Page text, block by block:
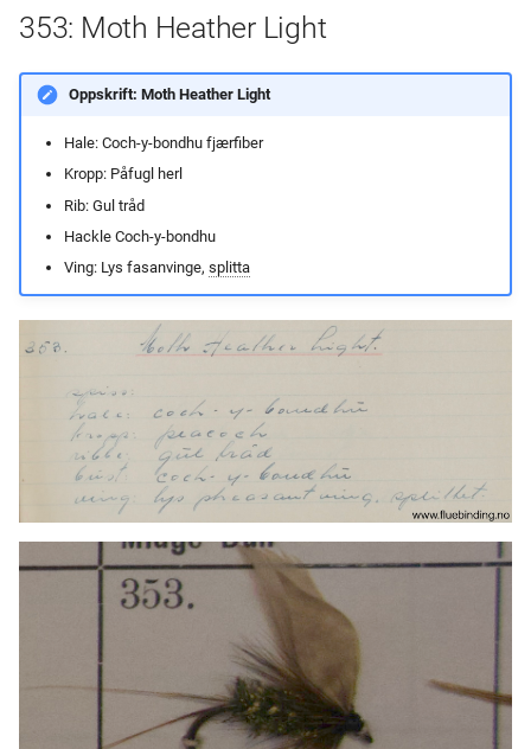
353: Moth Heather Light
Oppskrift: Moth Heather Light
Hale: Coch-y-bondhu fjærfiber
Kropp: Påfugl herl
Rib: Gul tråd
Hackle Coch-y-bondhu
Ving: Lys fasanvinge, splitta